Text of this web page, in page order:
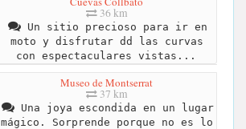
36 km
Un sitio precioso para ir en
moto y disfrutar dd las curvas
con espectaculares vistas...
Museo de Montserrat
37 km
Una joya escondida en un lugar
mágico. Sorprende porque no es lo